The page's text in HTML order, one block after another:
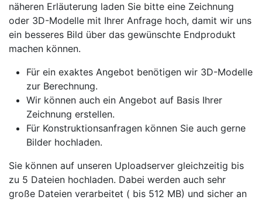
näheren Erläuterung laden Sie bitte eine Zeichnung
oder 3D-Modelle mit Ihrer Anfrage hoch, damit wir uns
ein besseres Bild über das gewünschte Endprodukt
machen können.
Für ein exaktes Angebot benötigen wir 3D-Modelle
zur Berechnung.
Wir können auch ein Angebot auf Basis Ihrer
Zeichnung erstellen.
Für Konstruktionsanfragen können Sie auch gerne
Bilder hochladen.
Sie können auf unseren Uploadserver gleichzeitig bis
zu 5 Dateien hochladen. Dabei werden auch sehr
große Dateien verarbeitet ( bis 512 MB) und sicher an